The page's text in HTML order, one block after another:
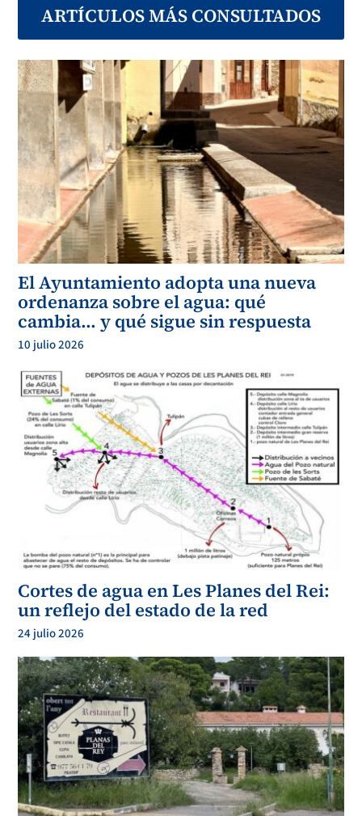
L’objectiu del 2n Text refós del Projecte de reparcel·lació que ara es modifica es confirmar a
favor de les persones propietàries la titularitat de les seves finques i distribuir entre els
propietaris l’aprofitament urbanístic que fixa el planejament vigent a més de repartir les
càrregues urbanístiques, que resultin de l’execució de les obres d’urbanització, contingudes
del compte de liquidació provisional del projecte de reparcel·lació.
En l’actualitat hi ha constituïda una Entitat Urbanística Col·laboradora per a la Conservació
de la Urbanització Planes del Rei. És aquesta entitat la que gestiona totes les tasques de
manteniment, conservació i el repartiment de les despeses entre els propietaris en base a uns
percentatges de participació provinents de documentació història dels inicis de la
urbanització. Aquests percentatges utilitzats, són calculats en relació a la superfície de sòl de
cada parcel·la i en molts casos, no s’ajusten plenament a la realitat dels seus límits i per tant a
les seves superfícies. És per aquest motiu que el 2n Text refós del Projecte de reparcel·lació
que ara es modifica va fixar els percentatges de participació de cada parcel·la en base a
l’aixecament topogràfic realitzat i per tant en base als seus límits reals.”
TSJ de Cataluña, recurso 184/2013, de fecha 21 de julio de 2016 confirmaba el fallo de
primera instancia por el cual declaraba la disolución de la EUC. Adjuntamos sentencia de
En la página 10 de la Modificación del 2º texto refundido del Proyecto de Reparcelación
Económica del Polígono de Actuación PAU 4 se dice textualmente
Tampoco es cierto lo que se dice respecto de la cesión de zonas verdes y viales, ya que si han
sido materializados y cedidos. Documento nº 6.
El Ayuntamiento en un informe de fecha 31 de marzo de 2021, dice que la EUC ya no está
operativa (punto 5), y que las obras ya están recepcionadas, piscina, zonas verdes (punto 6),
con una finca TOTALMENTE CONSOLIDADA, SIN QUE SE PREVEAN OTRAS OBRAS
QUE LAS DE MANTENIMIENTO ESTTRICTO.
El punto 7, dice que el equipamiento público está en funcionamiento desde hace décadas, y
que los propietarios ya han cumplido con sus obligaciones de cesión, donde el espacio cecido
es plenamente operativo y en correctas condiciones.
En la página 20 de la Modificación del 2º texto refundido del Proyecto de Reparcelación
ARTÍCULOS MÁS CONSULTADOS
El Ayuntamiento adopta una nueva
ordenanza sobre el agua: qué
cambia… y qué sigue sin respuesta
10 julio 2026
Cortes de agua en Les Planes del Rei:
un reflejo del estado de la red
24 julio 2026